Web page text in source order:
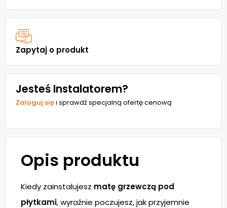
Zapytaj o produkt
Jesteś Instalatorem?
Zaloguj sięi sprawdź specjalną ofertę cenową
Opis produktu
Kiedy zainstalujesz matę grzewczą pod
płytkami, wyraźnie poczujesz, jak przyjemnie